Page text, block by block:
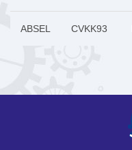
ABSEL CVKK93